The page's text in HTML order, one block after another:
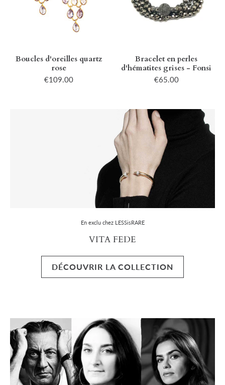
Boucles d'oreilles quartz
rose
€109.00
Bracelet en perles
d'hématites grises - Fonsi
€65.00
En exclu chez LESSisRARE
VITA FEDE
DÉCOUVRIR LA COLLECTION